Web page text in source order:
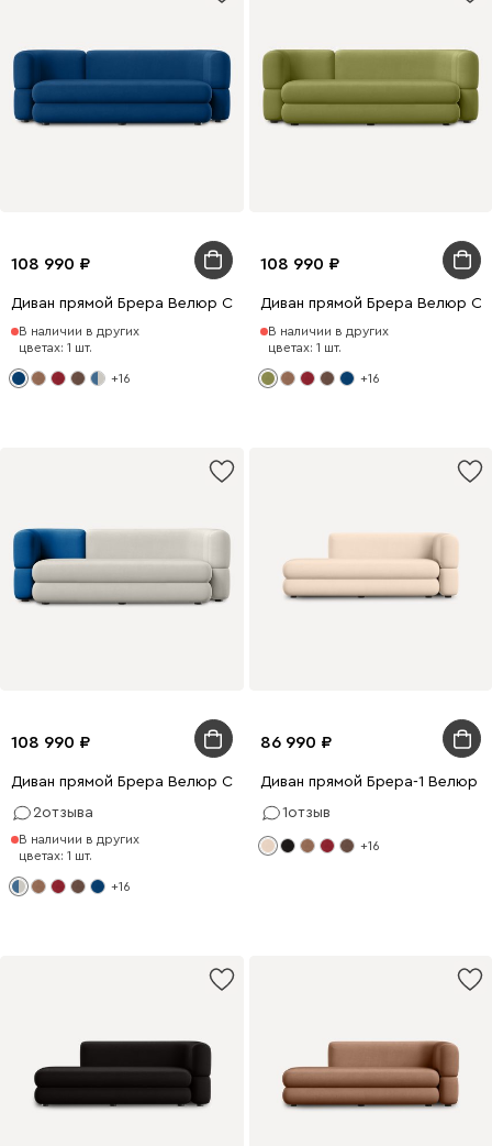
108 990
Диван прямой Брера Велюр Синий
В наличии в других
цветах: 1 шт.
+16
108 990
Диван прямой Брера Велюр
В наличии в других
цветах: 1 шт.
+16
108 990
Диван прямой Брера Велюр Светло-серый/Синий
2отзыва
В наличии в других
цветах: 1 шт.
+16
86 990
Диван прямой Брера-1 Велюр
1отзыв
+16